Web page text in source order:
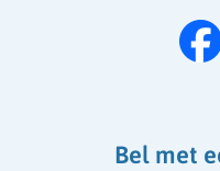
Bel met